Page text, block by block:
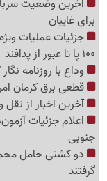
آخرین وضعیت
برای غایبان
جزئیات عملیات ویژه
100 پا تا عبور از پدافند
وداع با روزنامه
قطعی برق کرمان امروز 15 مرداد+ خاموشی برق کرمان
آخرین اخبار از نقل و
اعلام جزئیات
جنوبی
دو کشتی حامل
گرفتند